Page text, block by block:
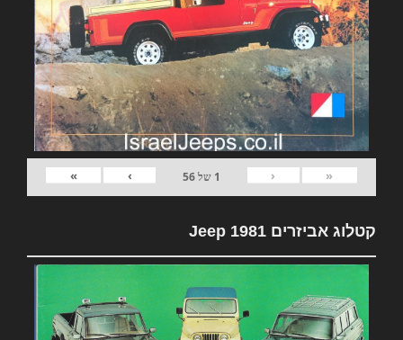
«
‹
1 של56
›
»
קטלוג אביזרים 1981 Jeep